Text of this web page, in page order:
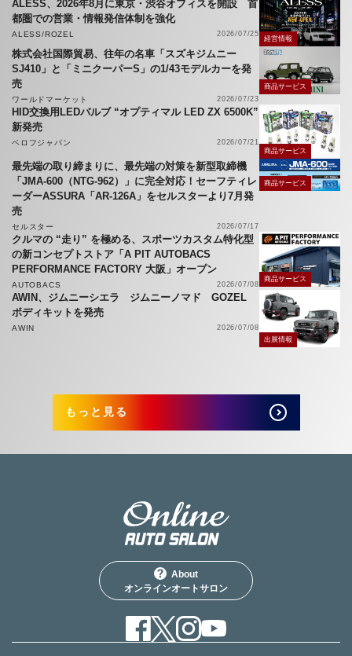
ALESS、2026年8月に東京・渋谷オフィスを開設 首
都圏での営業・情報発信体制を強化
ALESS/ROZEL 2026/07/25
経営情報
株式会社国際貿易、往年の名車「スズキジムニー
SJ410」と「ミニクーパーS」の1/43モデルカーを発
売
ワールドマーケット 2026/07/23
商品サービス
HID交換用LEDバルブ “オプティマル LED ZX 6500K”
新発売
ベロフジャパン
2026/07/21
商品サービス
最先端の取り締まりに、最先端の対策を新型取締機
「JMA-600（NTG-962）」に完全対応！セーフティレ
ーダーASSURA「AR-126A」をセルスターより7月発
売
セルスター 2026/07/17
商品サービス
クルマの “走り” を極める、スポーツカスタム特化型
の新コンセプトストア「A PIT AUTOBACS
PERFORMANCE FACTORY 大阪」オープン
AUTOBACS 2026/07/08
商品サービス
AWIN、ジムニーシエラ ジムニーノマド GOZEL
ボディキットを発売
AWIN
2026/07/08
出展情報
もっと見る
About
オンラインオートサロン